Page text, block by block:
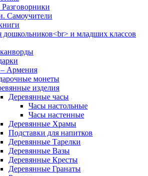
Самоучители
дошкольников<br> и младших классов
Армения
монеты
изделия
Деревянные часы
Часы настольные
Часы настенные
Деревянные Храмы
Подставки для напитков
Деревянные Тарелки
Деревянные Вазы
Деревянные Кресты
Деревянные Гранаты